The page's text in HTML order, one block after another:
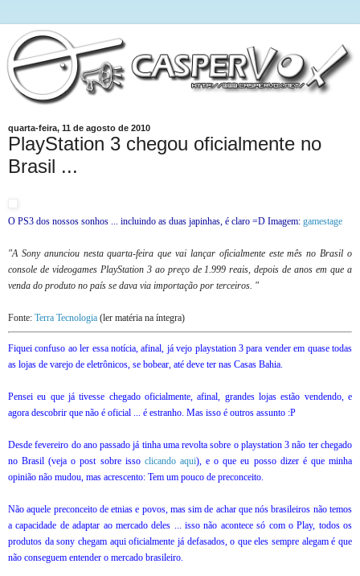
quarta-feira, 11 de agosto de 2010
PlayStation 3 chegou oficialmente no
Brasil ...
O PS3 dos nossos sonhos ... incluindo as duas japinhas, é claro =D Imagem: gamestage
"A Sony anunciou nesta quarta-feira que vai lançar oficialmente este mês no Brasil o
console de videogames PlayStation 3 ao preço de 1.999 reais, depois de anos em que a
venda do produto no país se dava via importação por terceiros. "
Fonte: Terra Tecnologia (ler matéria na íntegra)
Fiquei confuso ao ler essa notícia, afinal, já vejo playstation 3 para vender em quase todas
as lojas de varejo de eletrônicos, se bobear, até deve ter nas Casas Bahia.
Pensei eu que já tivesse chegado oficialmente, afinal, grandes lojas estão vendendo, e
agora descobrir que não é oficial ... é estranho. Mas isso é outros assunto :P
Desde fevereiro do ano passado já tinha uma revolta sobre o playstation 3 não ter chegado
no Brasil (veja o post sobre isso clicando aqui), e o que eu posso dizer é que minha
opinião não mudou, mas acrescento: Tem um pouco de preconceito.
Não aquele preconceito de etnias e povos, mas sim de achar que nós brasileiros não temos
a capacidade de adaptar ao mercado deles ... isso não acontece só com o Play, todos os
produtos da sony chegam aqui oficialmente já defasados, o que eles sempre alegam é que
não conseguem entender o mercado brasileiro.